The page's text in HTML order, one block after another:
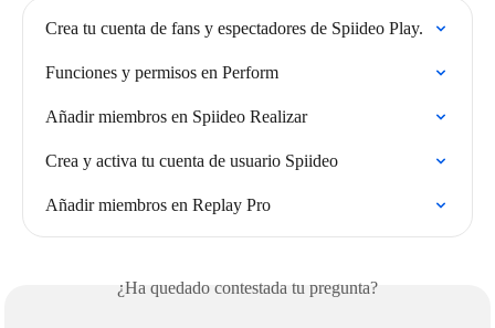
Crea tu cuenta de fans y espectadores de Spiideo Play.
Funciones y permisos en Perform
Añadir miembros en Spiideo Realizar
Crea y activa tu cuenta de usuario Spiideo
Añadir miembros en Replay Pro
¿Ha quedado contestada tu pregunta?